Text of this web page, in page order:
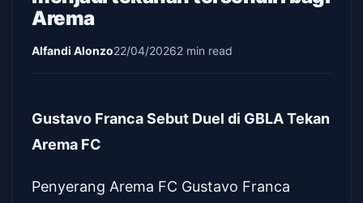
Arema
Alfandi Alonzo22/04/20262 min read
Gustavo Franca Sebut Duel di GBLA Tekan
Arema FC
Penyerang Arema FC Gustavo Franca